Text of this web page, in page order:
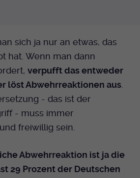
sich ja nur an etwas, das
hat. Wenn man dann
verpufft das entweder
löst Abwehrreaktionen aus
- das ist der
- muss immer
freiwillig sein.
Abwehrreaktion ist ja die
29 Prozent der Deutschen